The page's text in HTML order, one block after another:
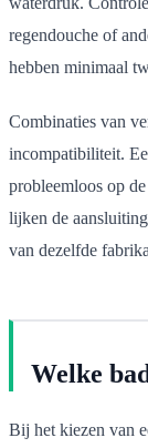
regendouche of
hebben minimaal
Combinaties van
incompatibiliteit.
probleemloos op
lijken de
van dezelfde
Welke
Bij het kiezen van